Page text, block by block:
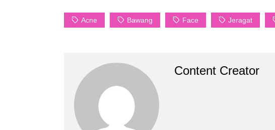
Acne Bawang Face Jeragat
Content Creator